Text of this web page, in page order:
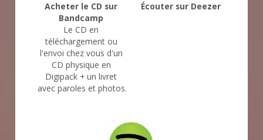
Acheter le CD sur
Bandcamp
Le CD en
téléchargement ou
l'envoi chez vous d'un
CD physique en
Digipack + un livret
avec paroles et photos.
Écouter sur Deezer